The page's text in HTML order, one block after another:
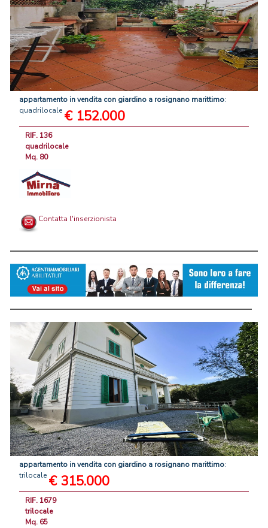
appartamento invendita con giardino a rosignano marittimo:
quadrilocale € 152.000
RIF. 136
quadrilocale
Mq. 80
Contatta l'inserzionista
appartamento invendita con giardino a rosignano marittimo:
trilocale € 315.000
RIF. 1679
trilocale
Mq. 65